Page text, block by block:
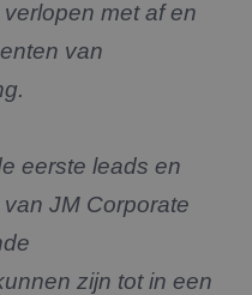
met af en
van
eerste leads en
JM Corporate
zijn tot in een